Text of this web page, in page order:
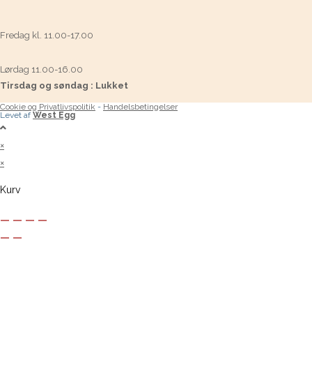
Fredag kl. 11.00-17.00
Lørdag 11.00-16.00
Tirsdag og søndag : Lukket
Cookie og Privatlivspolitik - Handelsbetingelser
Levet af West Egg
×
×
Kurv